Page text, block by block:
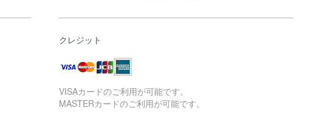
クレジット
VISAカードのご利用が可能です。
MASTERカードのご利用が可能です。